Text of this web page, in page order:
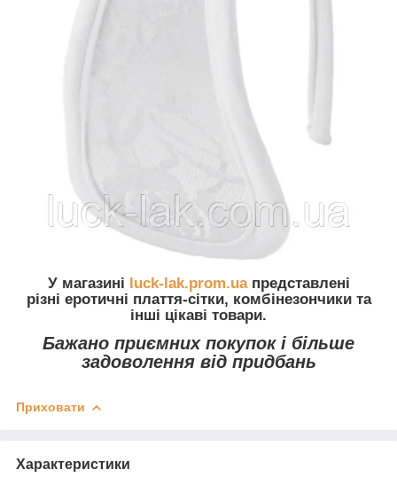
У магазині luck-lak.prom.uaпредставлені
різні еротичні плаття-сітки, комбінезончики та
інші цікаві товари.
Бажано приємних покупок і більше
задоволення від придбань
Приховати
Характеристики